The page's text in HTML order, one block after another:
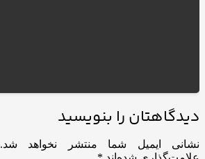
دیدگاهتان را بنویسید
نشانی ایمیل شما منتشر نخواهد شد.